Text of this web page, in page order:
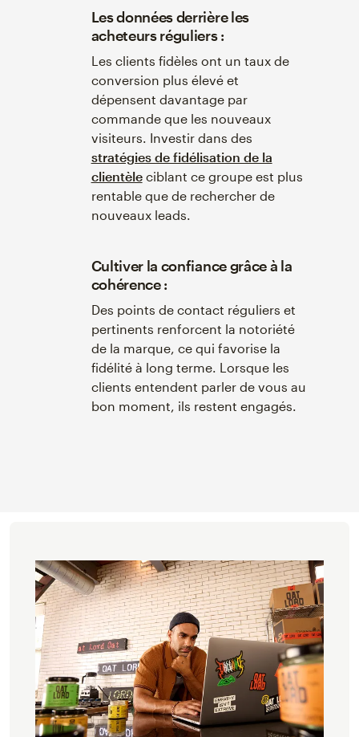
Les données derrière les
acheteurs réguliers :
Les clients fidèles ont un taux de
conversion plus élevé et
dépensent davantage par
commande que les nouveaux
visiteurs. Investir dans des
stratégies de fidélisation de la
clientèleciblant ce groupe est plus
rentable que de rechercher de
nouveaux leads.
Cultiver la confiance grâce à la
cohérence :
Des points de contact réguliers et
pertinents renforcent la notoriété
de la marque, ce qui favorise la
fidélité à long terme. Lorsque les
clients entendent parler de vous au
bon moment, ils restent engagés.